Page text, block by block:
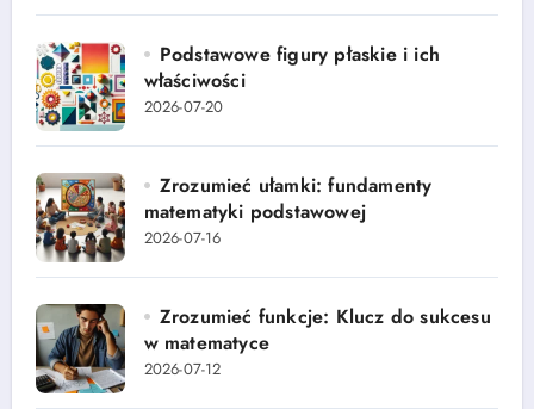
Podstawowe figury płaskie i ich
właściwości
2026-07-20
Zrozumieć ułamki: fundamenty
matematyki podstawowej
2026-07-16
Zrozumieć funkcje: Klucz do sukcesu
w matematyce
2026-07-12